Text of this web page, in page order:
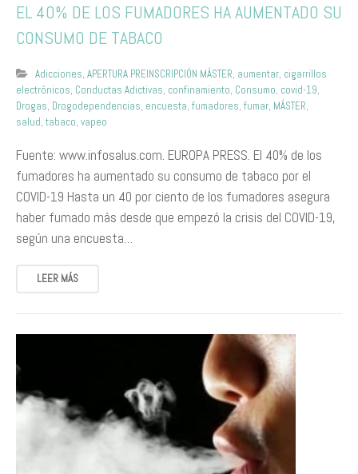
EL 40% DE LOS FUMADORES HA AUMENTADO SU
CONSUMO DE TABACO
Adicciones, APERTURA PREINSCRIPCIÓN MÁSTER, aumentar, cigarrillos
electrónicos, Conductas Adictivas, confinamiento, Consumo, covid-19,
Drogas, Drogodependencias, encuesta, fumadores, fumar, MÁSTER,
salud, tabaco, vapeo
Fuente: www.infosalus.com. EUROPA PRESS. El 40% de los
fumadores ha aumentado su consumo de tabaco por el
COVID-19 Hasta un 40 por ciento de los fumadores asegura
haber fumado más desde que empezó la crisis del COVID-19,
según una encuesta…
LEER MÁS